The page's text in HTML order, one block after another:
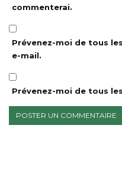
commenterai.
Prévenez-moi de tous
e-mail.
Prévenez-moi de tous